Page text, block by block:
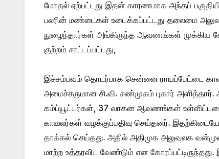
மோதல் ஏற்பட்டது இதன் காரணமாக அந்தப்
பலரின் மண்டைகள் உடைக்கப்பட்டது தலைமை
நுழைந்தார்கள் அங்கிருந்த ஆவணங்கள் முக்கிய
குற்றம் சாட்டப்பட்டது,
இச்சம்பவம் தொடர்பாக சென்னை ராயப்பேட்டை
அமைச்சருமான சி.வி. சண்முகம் புகார்
கம்ப்யூட்டர்கள், 37 வாகன ஆவணங்கள்
காவலர்கள் வழக்குப்பதிவு செய்தனர்.
தாக்கல் செய்தது. அதில் அதிமுக அலுவலக
மாற்ற உத்தரவிட வேண்டும் என